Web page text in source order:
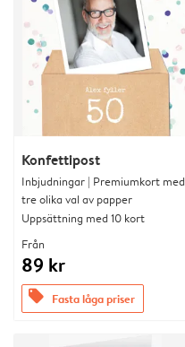
Konfettipost
Inbjudningar | Premiumkort med
tre olika val av papper
Uppsättning med 10 kort
Från
89 kr
offers Fasta låga priser